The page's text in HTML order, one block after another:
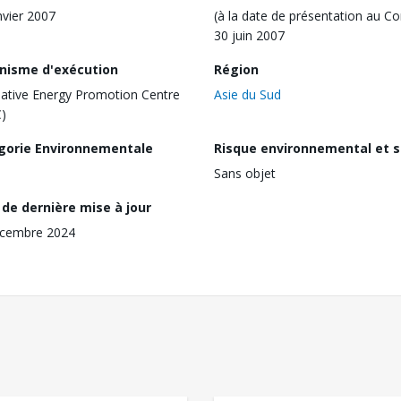
2007
(à la date de présentation au
30 juin 2007
d'exécution
Energy Promotion Centre
Région
Asie du Sud
Environnementale
Risque environnemental et
Sans objet
dernière mise à jour
2024